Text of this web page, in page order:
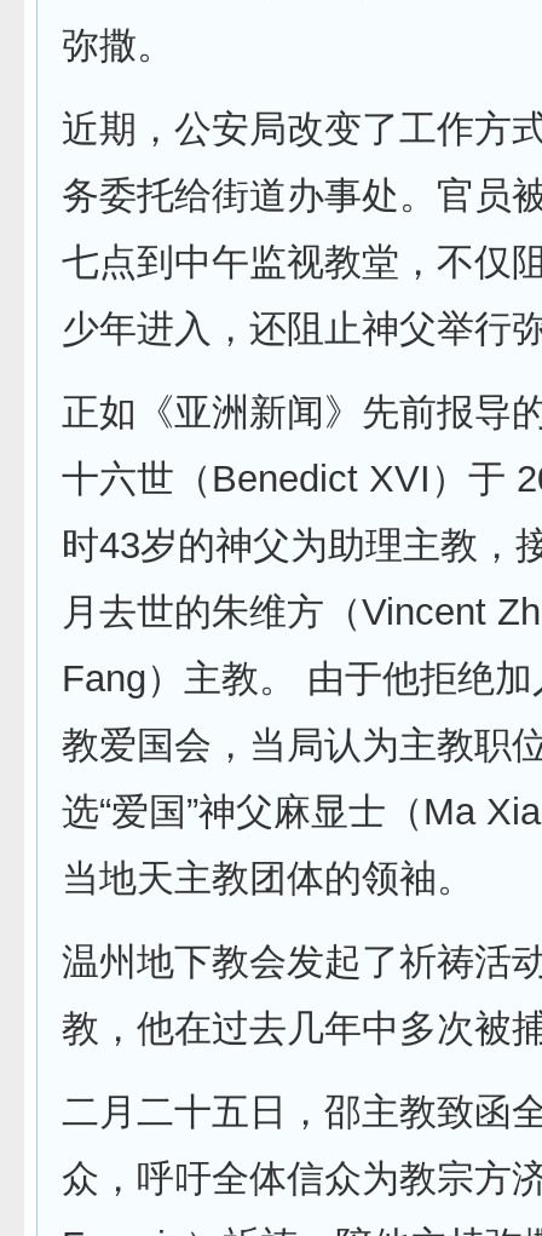
弥撒。
近期，公安局改变了工作方
务委托给街道办事处。官员
七点到中午监视教堂，不仅
少年进入，还阻止神父举行
正如《亚洲新闻》先前报导
十六世（Benedict XVI）于
时43岁的神父为助理主教，
月去世的朱维方（Vincent
Fang）主教。 由于他拒绝
教爱国会，当局认为主教职
选“爱国”神父麻显士（Ma
当地天主教团体的领袖。
温州地下教会发起了祈祷活
教，他在过去几年中多次被
二月二十五日，邵主教致函
众，呼吁全体信众为教宗方